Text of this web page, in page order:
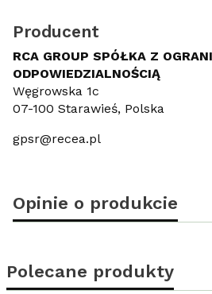
Producent
RCA GROUP SPÓŁKA Z
ODPOWIEDZIALNOŚCIĄ
Węgrowska 1c
07-100 Starawieś, Polska
gpsr@recea.pl
Opinie o produkcie
Polecane produkty